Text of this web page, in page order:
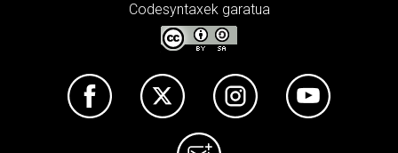
Codesyntaxek garatua